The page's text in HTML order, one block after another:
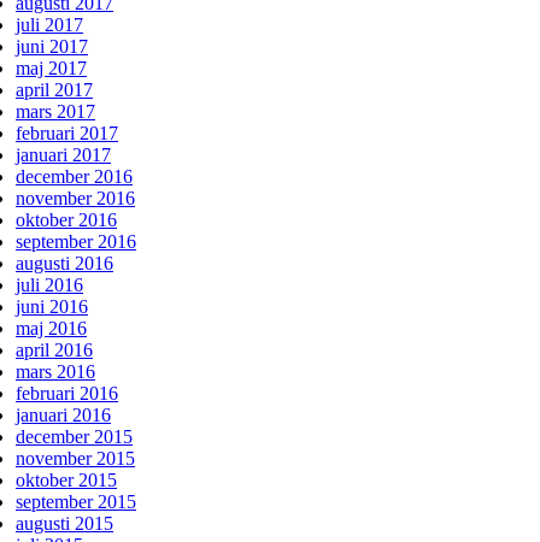
juli 2017
juni 2017
maj 2017
april 2017
mars 2017
februari 2017
januari 2017
december 2016
november 2016
oktober 2016
september 2016
augusti 2016
juli 2016
juni 2016
maj 2016
april 2016
mars 2016
februari 2016
januari 2016
december 2015
november 2015
oktober 2015
september 2015
augusti 2015